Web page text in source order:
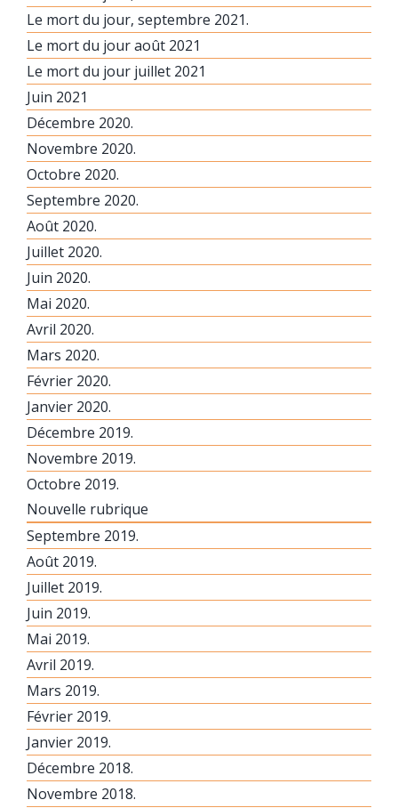
Le mort du jour, septembre 2021.
Le mort du jour août 2021
Le mort du jour juillet 2021
Juin 2021
Décembre 2020.
Novembre 2020.
Octobre 2020.
Septembre 2020.
Août 2020.
Juillet 2020.
Juin 2020.
Mai 2020.
Avril 2020.
Mars 2020.
Février 2020.
Janvier 2020.
Décembre 2019.
Novembre 2019.
Octobre 2019.
Nouvelle rubrique
Septembre 2019.
Août 2019.
Juillet 2019.
Juin 2019.
Mai 2019.
Avril 2019.
Mars 2019.
Février 2019.
Janvier 2019.
Décembre 2018.
Novembre 2018.